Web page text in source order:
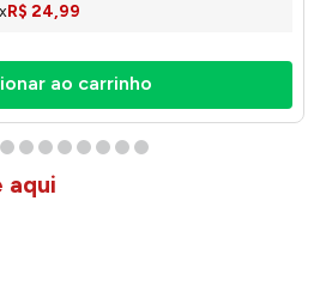
xR$ 24,99
ao carrinho
aqui